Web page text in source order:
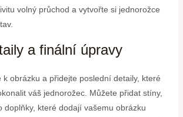
volný průchod a vytvořte si jednorožce
a finální úpravy
k obrázku a přidejte poslední detaily, které
váš jednorožec. Můžete přidat stíny,
doplňky, které dodají vašemu obrázku